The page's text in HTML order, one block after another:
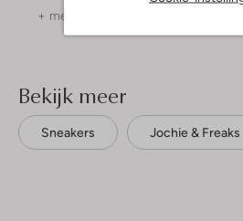
+ meer kleuren
Bekijk meer
Sneakers Jochie & Freaks